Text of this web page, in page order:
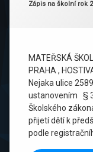
Kategorie:
Zápis na školní rok
MATEŘSKÁ
PRAHA ,
Nejaka ulice
ustanovením §
Školského
přijetí dětí k
podle